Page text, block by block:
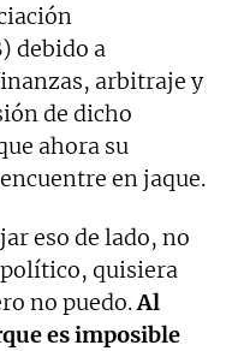
debido a
arbitraje y
de dicho
ahora su
en jaque.
eso de lado, no
quisiera
no puedo.Al
es imposible